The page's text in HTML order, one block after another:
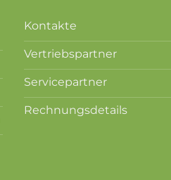
Kontakte
Vertriebspartner
Servicepartner
Rechnungsdetails